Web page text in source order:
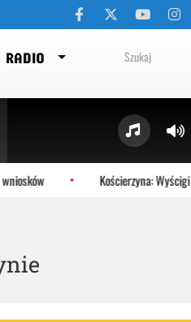
RADIO
Kościerzyna: Wyścigi